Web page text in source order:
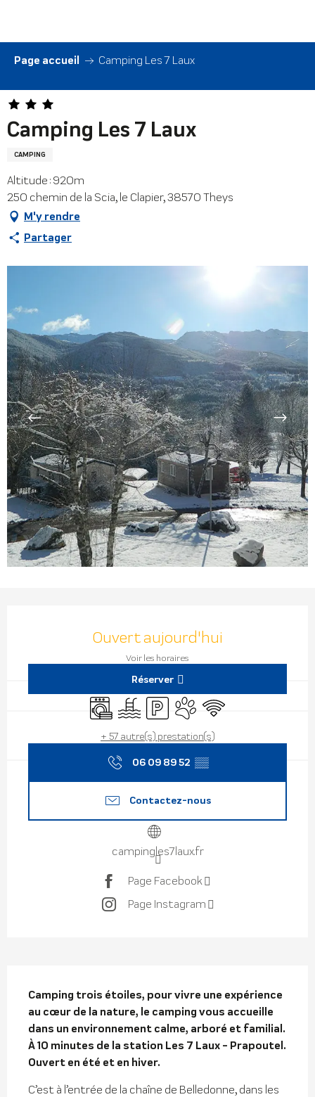
contenu
principal
Page accueil Camping Les 7 Laux
Camping Les 7 Laux
CAMPING
Altitude : 920m
250 chemin de la Scia, le Clapier, 38570 Theys
M'y rendre
Partager
Ouverture et coordonnées
Ouvert aujourd'hui
Voir les horaires
Réserver
Lave lingePiscineParkingAnimaux acceptés
WiFi
+ 57 autre(s) prestation(s)
06 09 89 52 ▒▒
Contactez-nous
campingles7laux.fr
Page Facebook
Page Instagram
Description
Camping trois étoiles, pour vivre une expérience
au cœur de la nature, le camping vous accueille
dans un environnement calme, arboré et familial.
À 10 minutes de la station Les 7 Laux - Prapoutel.
Ouvert en été et en hiver.
C’est à l’entrée de la chaîne de Belledonne, dans les